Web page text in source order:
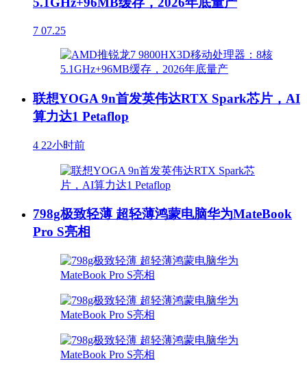
7 07.25
联想YOGA 9n首发英伟达RTX Spark芯片，AI
算力达1 Petaflop
4 22小时前
798g极致轻薄 超轻薄鸿蒙电脑华为MateBook
Pro S亮相